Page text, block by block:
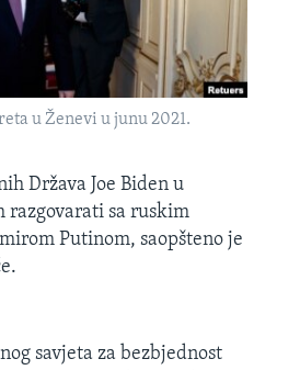
u Ženevi u junu 2021.
Država Joe Biden u
razgovarati sa ruskim
Putinom, saopšteno je
savjeta za bezbjednost